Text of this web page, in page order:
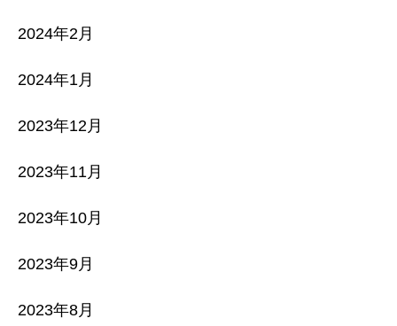
2024年2月
2024年1月
2023年12月
2023年11月
2023年10月
2023年9月
2023年8月